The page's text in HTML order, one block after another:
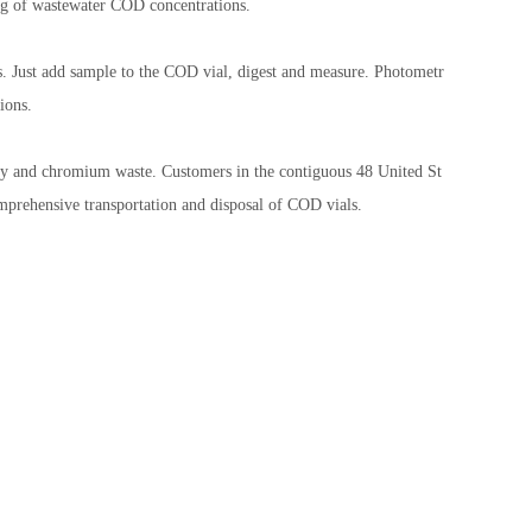
wastewater COD concentrations.
add sample to the COD vial, digest and measure. Photometr
chromium waste. Customers in the contiguous 48 United St
transportation and disposal of COD vials.